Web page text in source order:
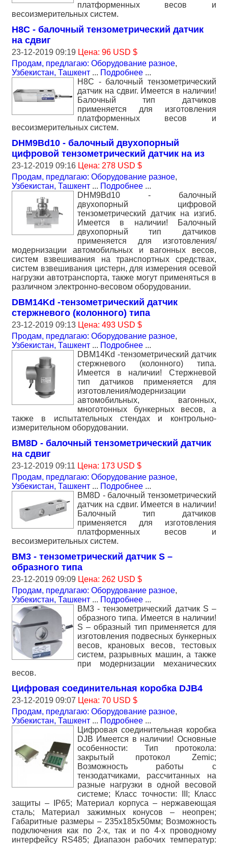
платформенных весов и
весоизмерительных систем.
H8C - балочный тензометрический датчик
на сдвиг
23-12-2019 09:19 Цена: 96 USD $
Продам, предлагаю: Оборудование разное,
Узбекистан, Ташкент ... Подробнее ...
H8C - балочный тензометрический
датчик на сдвиг. Имеется в наличии!
Балочный тип датчиков
применяется для изготовления
платформенных весов и
весоизмерительных систем.
DHM9Bd10 - балочный двухопорный
цифровой тензометрический датчик на из
23-12-2019 09:16 Цена: 278 USD $
Продам, предлагаю: Оборудование разное,
Узбекистан, Ташкент ... Подробнее ...
DHM9Bd10 - балочный
двухопорный цифровой
тензометрический датчик на изгиб.
Имеется в наличии! Балочный
двухопорный тип датчиков
применяется для изготовления/
модернизации автомобильных и вагонных весов,
систем взвешивания на транспортных средствах,
систем взвешивания цистерн, для измерения осевой
нагрузки автотранспорта, также могут применяться в
различном электронно-весовом оборудовании.
DBM14Kd -тензометрический датчик
стержневого (колонного) типа
23-12-2019 09:13 Цена: 493 USD $
Продам, предлагаю: Оборудование разное,
Узбекистан, Ташкент ... Подробнее ...
DBM14Kd -тензометрический датчик
стержневого (колонного) типа.
Имеется в наличии! Стержневой
тип датчиков применяется для
изготовления/модернизации
автомобильных, вагонных,
многотонных бункерных весов, а
также в испытательных стендах и контрольно-
измерительном оборудовании.
BM8D - балочный тензометрический датчик
на сдвиг
23-12-2019 09:11 Цена: 173 USD $
Продам, предлагаю: Оборудование разное,
Узбекистан, Ташкент ... Подробнее ...
BM8D - балочный тензометрический
датчик на сдвиг. Имеется в наличии!
Балочный тип датчиков
применяется для изготовления
платформенных весов и
весоизмерительных систем.
BM3 - тензометрический датчик S –
образного типа
23-12-2019 09:09 Цена: 262 USD $
Продам, предлагаю: Оборудование разное,
Узбекистан, Ташкент ... Подробнее ...
BM3 - тензометрический датчик S –
образного типа. Имеется в наличии!
S – образный тип применяется для
изготовления подвесных бункерных
весов, крановых весов, тестовых
систем, разрывных машин, а также
при модернизации механических
весов.
Цифровая соединительная коробка DJB4
23-12-2019 09:07 Цена: 70 USD $
Продам, предлагаю: Оборудование разное,
Узбекистан, Ташкент ... Подробнее ...
Цифровая соединительная коробка
DJB Имеется в наличии! Основные
особенности: Тип протокола:
закрытый протокол Zemic;
Возможность работы c
тензодатчиками, рассчитанных на
разные нагрузки в одной весовой
системе; Класс точности: III; Класс
защиты – IP65; Материал корпуса – нержавеющая
сталь; Материал зажимных конусов – неопрен;
Габаритные размеры – 235х185х50мм; Возможность
подключения как по 2-х, так и по 4-х проводному
интерфейсу RS485; Диапазон рабочих температур: